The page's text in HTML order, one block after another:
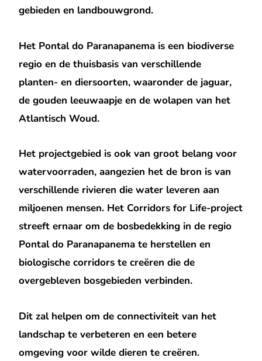
gebieden en landbouwgrond.
Het Pontal do Paranapanema is een biodiverse
regio en de thuisbasis van verschillende
planten- en diersoorten, waaronder de jaguar,
de gouden leeuwaapje en de wolapen van het
Atlantisch Woud.
Het projectgebied is ook van groot belang voor
watervoorraden, aangezien het de bron is van
verschillende rivieren die water leveren aan
miljoenen mensen. Het Corridors for Life-project
streeft ernaar om de bosbedekking in de regio
Pontal do Paranapanema te herstellen en
biologische corridors te creëren die de
overgebleven bosgebieden verbinden.
Dit zal helpen om de connectiviteit van het
landschap te verbeteren en een betere
omgeving voor wilde dieren te creëren.